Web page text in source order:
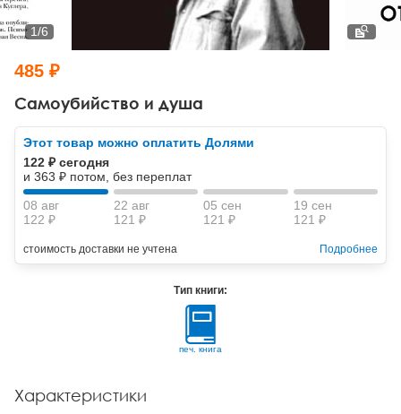
Тревожные расстройства, панические атаки
Психодрама
Другие направления психотерапии
Классический, эриксоновский гипноз и НЛП
НЛП
Психология труда и эргономика
Социальная психология
Социальная и организационная психология
Классический и юнгианский психоанализ
Самоубийство и душа
1/6
485 ₽
Этот товар можно оплатить Долями
122 ₽ сегодня
и 363 ₽ потом, без переплат
08 авг
122 ₽
22 авг
121 ₽
05 сен
121 ₽
19 сен
121 ₽
стоимость доставки не учтена Подробнее
Тип книги:
печ. книга
Характеристики